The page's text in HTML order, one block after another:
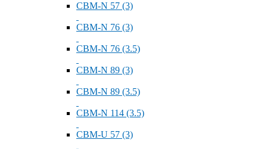
СВМ-N 57 (3)
СВМ-N 76 (3)
СВМ-N 76 (3.5)
СВМ-N 89 (3)
СВМ-N 89 (3.5)
СВМ-N 114 (3.5)
СВМ-U 57 (3)